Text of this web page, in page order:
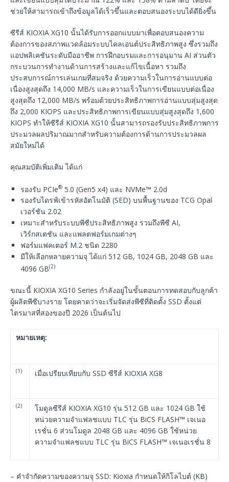
ช่วยให้สามารถเข้าถึงข้อมูลได้เร็วขึ้นและตอบสนองระบบได้ดียิ่งขึ้น
ซีรีส์ KIOXIA XG10 นั้นได้รับการออกแบบมาเพื่อตอบสนองความ
ต้องการของสภาพแวดล้อมระบบไคลเอนต์ประสิทธิภาพสูง ซึ่งรวมถึง
แอปพลิเคชันระดับมืออาชีพ การฝึกอบรมและการอนุมาน AI ส่วนตัว
กระบวนการทำงานด้านการสร้างและแก้ไขเนื้อหา รวมถึง
ประสบการณ์การเล่นเกมที่สมจริง ด้วยความเร็วในการอ่านแบบต่อ
เนื่องสูงสุดถึง 14,000 MB/s และความเร็วในการเขียนแบบต่อเนื่อง
สูงสุดถึง 12,000 MB/s พร้อมด้วยประสิทธิภาพการอ่านแบบสุ่มสูงสุด
ถึง 2,000 KIOPS และประสิทธิภาพการเขียนแบบสุ่มสูงสุดถึง 1,600
KIOPS ทำให้ซีรีส์ KIOXIA XG10 นั้นสามารถรองรับประสิทธิภาพการ
ประมวลผลปริมาณมากสำหรับความต้องการด้านการประมวลผล
สมัยใหม่ได้
คุณสมบัติเพิ่มเติม ได้แก่
รองรับ PCIe® 5.0 (Gen5 x4) และ NVMe™ 2.0d
รองรับไดรฟ์เข้ารหัสอัตโนมัติ (SED) บนพื้นฐานของ TCG Opal
เวอร์ชัน 2.02
เหมาะสำหรับระบบพีซีประสิทธิภาพสูง รวมถึงพีซี AI,
เวิร์กสเตชัน และแพลตฟอร์มเกมต่างๆ
ฟอร์มแฟคเตอร์ M.2 ชนิด 2280
มีให้เลือกหลายความจุ ได้แก่ 512 GB, 1024 GB, 2048 GB และ
4096 GB(2)
ขณะนี้ KIOXIA XG10 Series กำลังอยู่ในขั้นตอนการทดสอบกับลูกค้า
ผู้ผลิตพีซีบางราย โดยคาดว่าจะเริ่มจัดส่งพีซีที่ติดตั้ง SSD ตั้งแต่
ไตรมาสที่สองของปี 2026 เป็นต้นไป
หมายเหตุ:
(1) เมื่อเปรียบเทียบกับ SSD ซีรีส์ KIOXIA XG8
(2)
โมดูลซีรีส์ KIOXIA XG10 รุ่น 512 GB และ 1024 GB ใช้
หน่วยความจำแฟลชแบบ TLC รุ่น BiCS FLASH™ เจเนอ
เรชั่น 6 ส่วนโมดูล 2048 GB และ 4096 GB ใช้หน่วย
ความจำแฟลชแบบ TLC รุ่น BiCS FLASH™ เจเนอเรชั่น 8
– คำจำกัดความของความจุ SSD: Kioxia กำหนดให้กิโลไบต์ (KB)